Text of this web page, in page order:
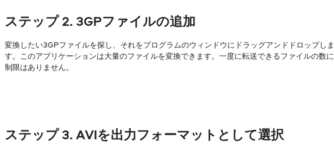
ステップ 2. 3GPファイルの追加
変換したい3GPファイルを探し、それをプログラムのウィンドウにドラッグアンドドロップしま
す。このアプリケーションは大量のファイルを変換できます。一度に転送できるファイルの数に
制限はありません。
ステップ 3. AVIを出力フォーマットとして選択